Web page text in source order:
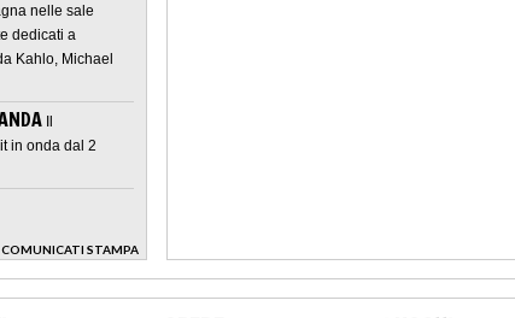
nelle sale
dedicati a
Kahlo, Michael
Il
in onda dal 2
COMUNICATI STAMPA
>